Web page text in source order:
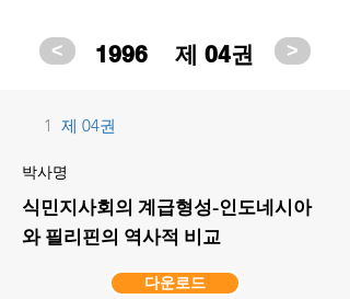
< 1996 제 04권 >
1 제 04권
박사명
식민지사회의 계급형성-인도네시아
와 필리핀의 역사적 비교
다운로드